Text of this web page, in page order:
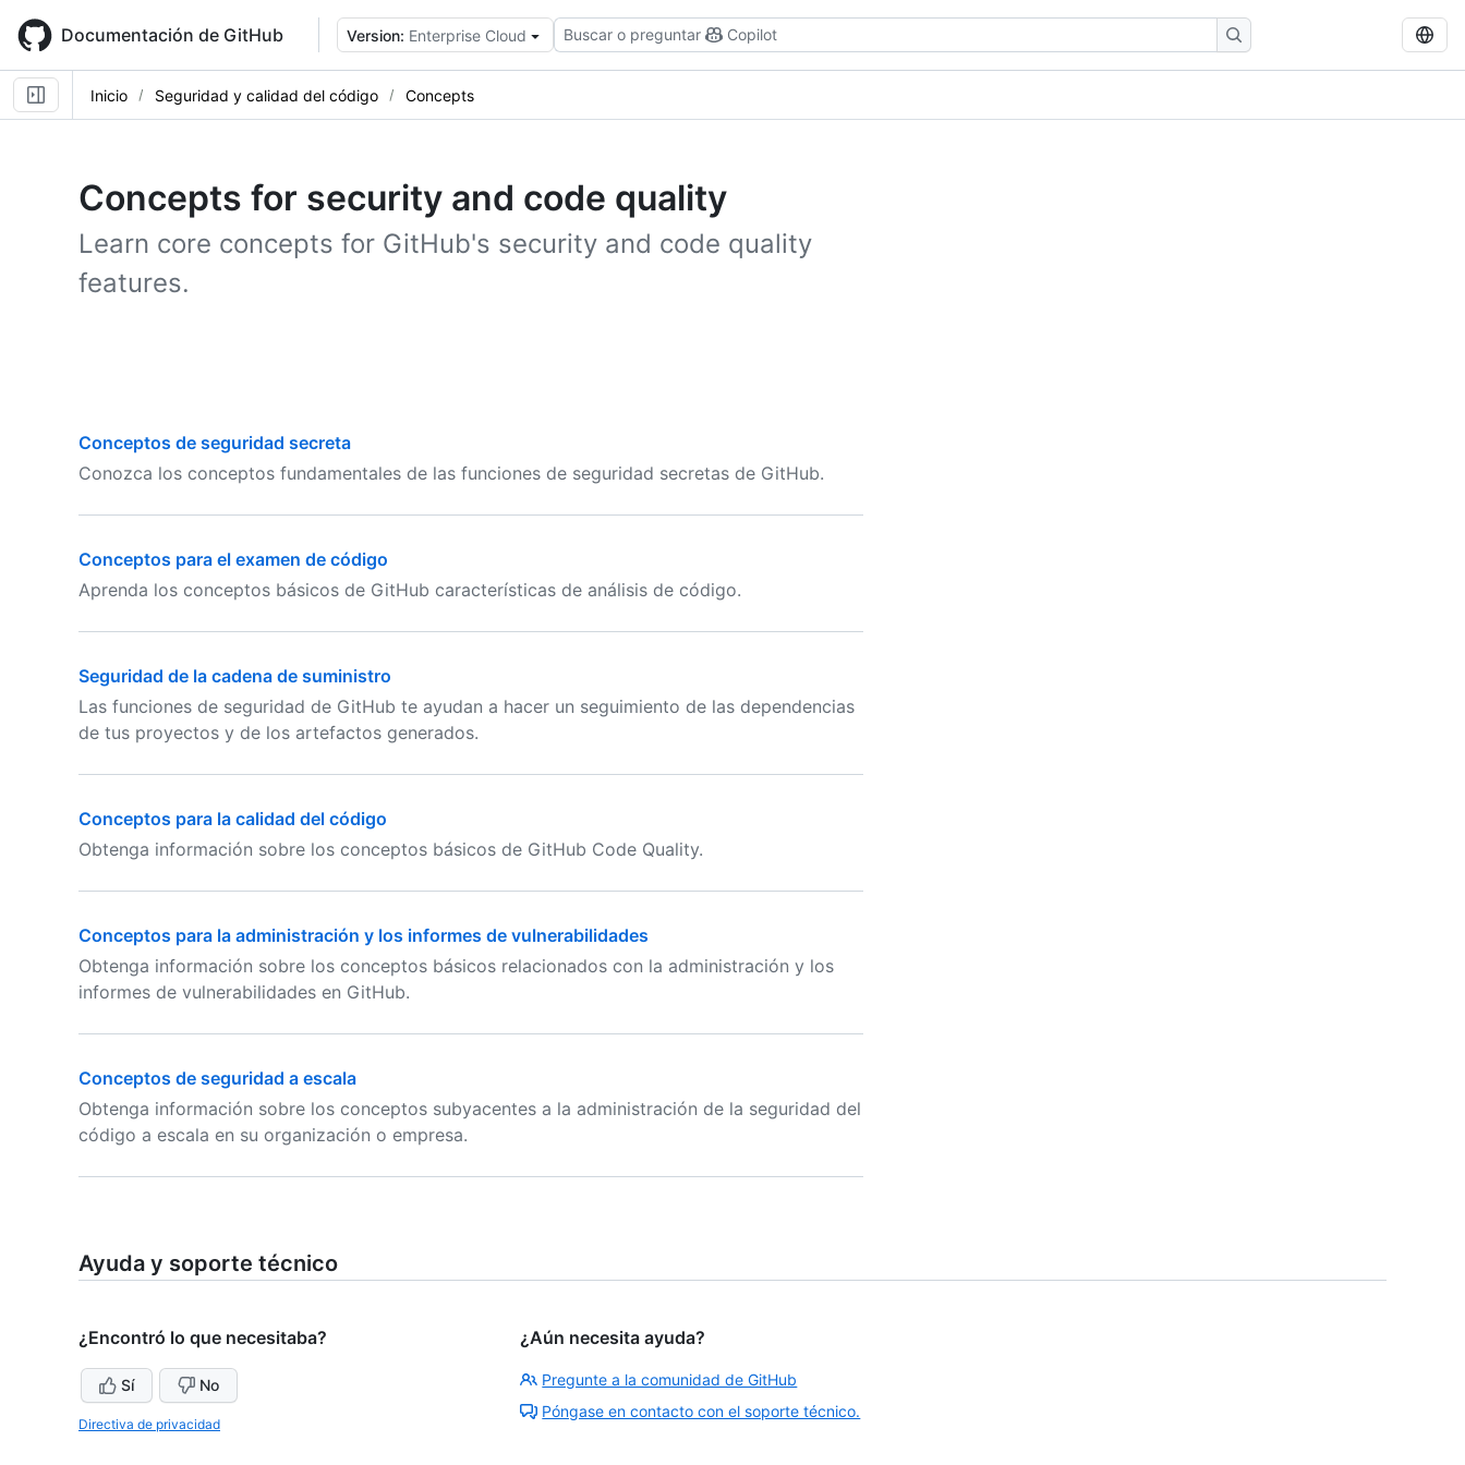
main
content
Documentación de GitHub Version: Enterprise Cloud Buscar o preguntar Copilot
Inicio Seguridad y calidad del código Concepts
Concepts for security and code quality
Learn core concepts for GitHub's security and code quality
features.
Conceptos de seguridad secreta
Conozca los conceptos fundamentales de las funciones de seguridad secretas de GitHub.
Conceptos para el examen de código
Aprenda los conceptos básicos de GitHub características de análisis de código.
Seguridad de la cadena de suministro
Las funciones de seguridad de GitHub te ayudan a hacer un seguimiento de las dependencias
de tus proyectos y de los artefactos generados.
Conceptos para la calidad del código
Obtenga información sobre los conceptos básicos de GitHub Code Quality.
Conceptos para la administración y los informes de vulnerabilidades
Obtenga información sobre los conceptos básicos relacionados con la administración y los
informes de vulnerabilidades en GitHub.
Conceptos de seguridad a escala
Obtenga información sobre los conceptos subyacentes a la administración de la seguridad del
código a escala en su organización o empresa.
Ayuda y soporte técnico
¿Encontró lo que necesitaba?
Sí No
Directiva de privacidad
¿Aún necesita ayuda?
Pregunte a la comunidad de GitHub
Póngase en contacto con el soporte técnico.